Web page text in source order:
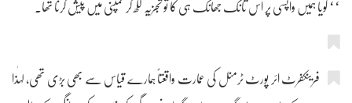
‘‘ گویا ہمیں واپسی پر اس تانک جھانک ہی کا تو تجزیہ لکھ کر کمپنی میں پیش کرنا تھا۔
فرینکفرٹ ائر پورٹ ٹرمنل کی عمارت واقعتاً ہمارے قیاس سے بھی بڑی تھی، لہٰذا